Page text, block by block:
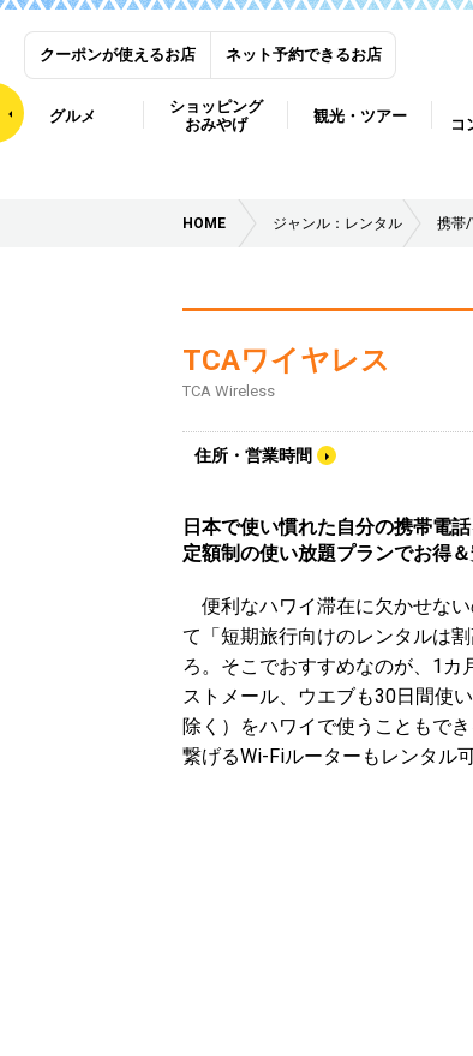
クーポンが使えるお店 ネット予約できるお店
グルメ
ショッピング
おみやげ
観光・ツアー
コ
HOME ジャンル：レンタル 携帯/
TCAワイヤレス
TCA Wireless
住所・営業時間
日本で使い慣れた自分の携帯電
定額制の使い放題プランでお得
便利なハワイ滞在に欠かせな
て「短期旅行向けのレンタルは
ろ。そこでおすすめなのが、1カ
ストメール、ウエブも30日間使
除く）をハワイで使うこともで
繋げるWi-Fiルーターもレンタル